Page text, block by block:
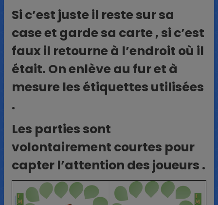
Si c’est juste il reste sur sa
case et garde sa carte , si c’est
faux il retourne à l’endroit où il
était. On enlève au fur et à
mesure les étiquettes utilisées
.
Les parties sont
volontairement courtes pour
capter l’attention des joueurs .